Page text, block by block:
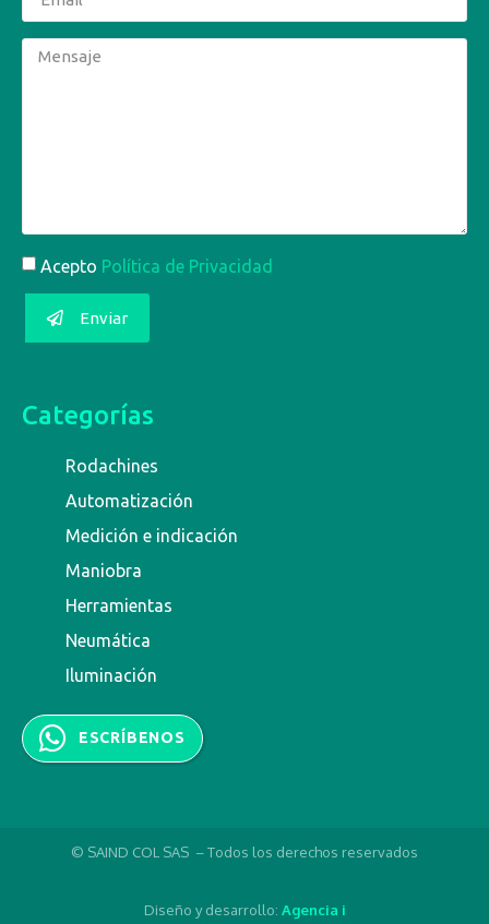
Acepto Política de Privacidad
Enviar
Categorías
Rodachines
Automatización
Medición e indicación
Maniobra
Herramientas
Neumática
Iluminación
ESCRÍBENOS
© SAIND COL SAS – Todos los derechos reservados
Diseño y desarrollo: Agencia i